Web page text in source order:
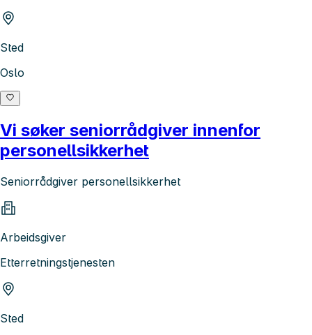
Sted
Oslo
Vi søker seniorrådgiver innenfor
personellsikkerhet
Seniorrådgiver personellsikkerhet
Arbeidsgiver
Etterretningstjenesten
Sted